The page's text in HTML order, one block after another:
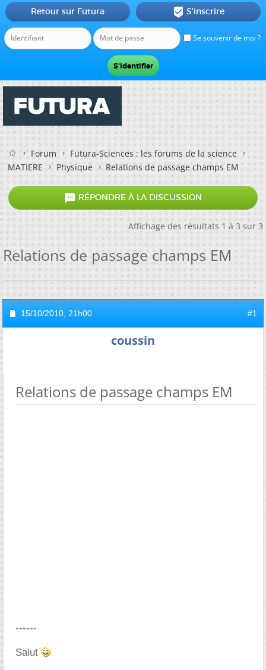
Se souvenir de moi ?
Retour sur Futura  S'inscrire
Forum
Futura-Sciences : les forums de la science
MATIERE
Physique Relations de passage champs EM
 RÉPONDRE À LA DISCUSSION
Affichage des résultats 1 à 3 sur 3
Relations de passage champs EM
15/10/2010, 21h00 #1
coussin
Relations de passage champs EM
------
Salut